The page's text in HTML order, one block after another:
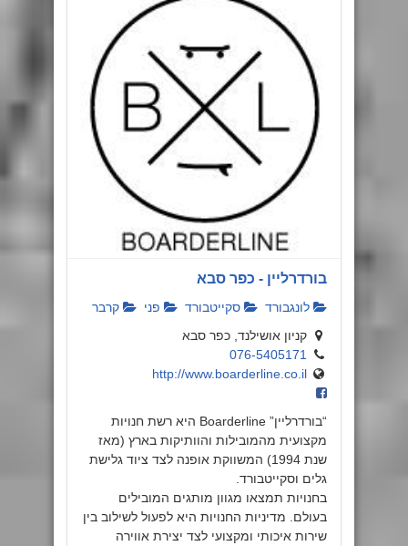
בורדרליין - כפר סבא
לונגבורד סקייטבורד פני
קרבר
קניון אושילנד, כפר סבא
076-5405171
http://www.boarderline.co.il
“בורדרליין” Boarderline היא רשת חנויות
מקצועית מהמובילות והוותיקות בארץ (מאז
שנת 1994) המשווקת אופנה לצד ציוד גלישת
גלים וסקייטבורד.
בחנויות תמצאו מגוון מותגים המובילים
בעולם. מדיניות החנויות היא לפעול לשילוב בין
שירות איכותי ומקצועי לצד יצירת אווירה